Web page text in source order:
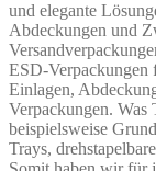
und elegante
Abdeckungen und
ESD-Verpackungen
Einlagen,
Verpackungen.
beispielsweise
Trays,